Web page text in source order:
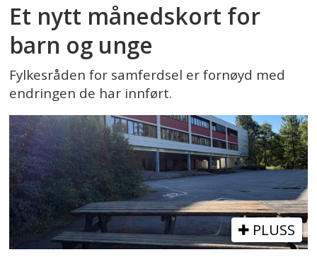
Et nytt månedskort for
barn og unge
Fylkesråden for samferdsel er fornøyd med
endringen de har innført.
PLUSS